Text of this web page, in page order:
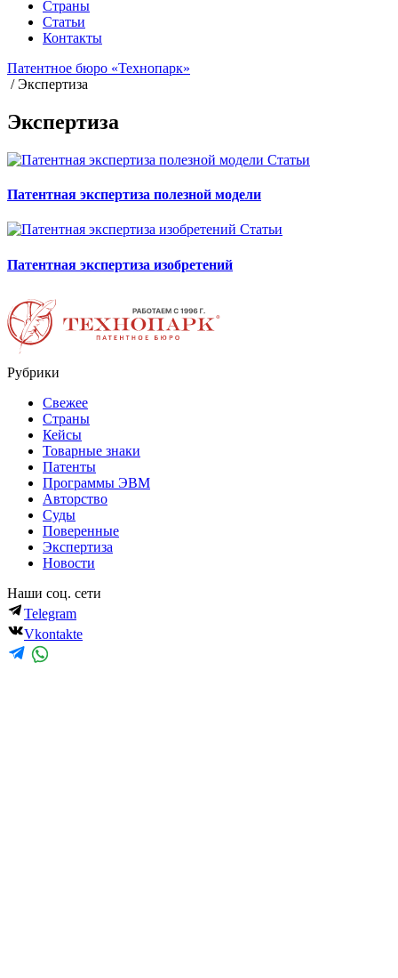
Страны
Статьи
Контакты
Патентное бюро «Технопарк»
/Экспертиза
Экспертиза
Статьи
Патентная экспертиза полезной модели
Статьи
Патентная экспертиза изобретений
Рубрики
Свежее
Страны
Кейсы
Товарные знаки
Патенты
Программы ЭВМ
Авторство
Суды
Поверенные
Экспертиза
Новости
Наши соц. сети
Telegram
Vkontakte